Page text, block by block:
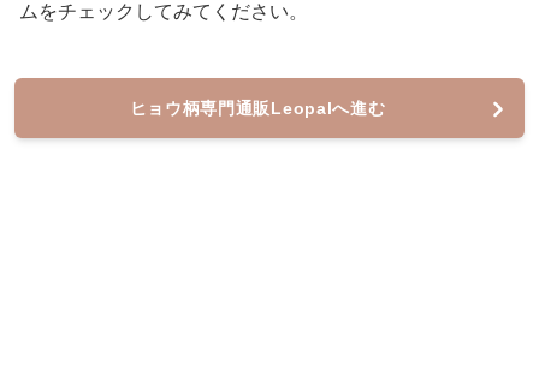
ムをチェックしてみてください。
ヒョウ柄専門通販Leopalへ進む